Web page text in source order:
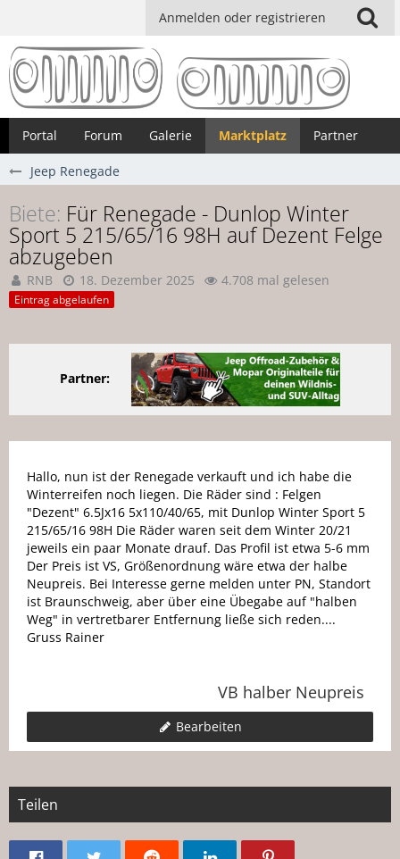
Anmelden oder registrieren
Portal Forum Galerie Marktplatz Partner
Jeep Renegade
Biete Für Renegade - Dunlop Winter
Sport 5 215/65/16 98H auf Dezent Felge
abzugeben
RNB 18. Dezember 2025 4.708 mal gelesen
Eintrag abgelaufen
Partner:
Hallo, nun ist der Renegade verkauft und ich habe die
Winterreifen noch liegen. Die Räder sind : Felgen
"Dezent" 6.5Jx16 5x110/40/65, mit Dunlop Winter Sport 5
215/65/16 98H Die Räder waren seit dem Winter 20/21
jeweils ein paar Monate drauf. Das Profil ist etwa 5-6 mm
Der Preis ist VS, Größenordnung wäre etwa der halbe
Neupreis. Bei Interesse gerne melden unter PN, Standort
ist Braunschweig, aber über eine Übegabe auf "halben
Weg" in vertretbarer Entfernung ließe sich reden....
Gruss Rainer
VB halber Neupreis
Bearbeiten
Teilen